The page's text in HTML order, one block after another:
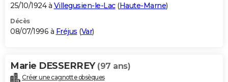
25/10/1924 à Villegusien-le-Lac(Haute-Marne)
Décès
08/07/1996 à Fréjus (Var)
Marie DESSERREY (97 ans)
Créer une cagnotte obsèques